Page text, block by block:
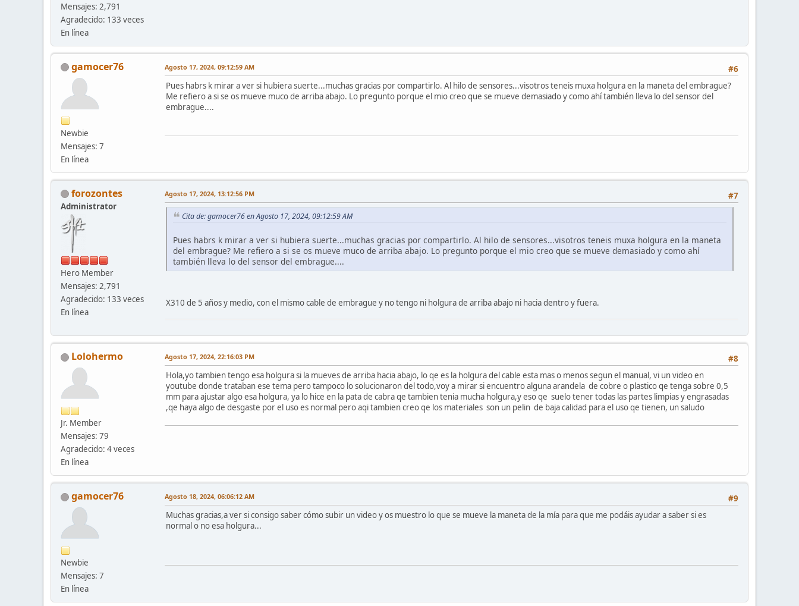
Mensajes: 2,791
Agradecido: 133 veces
En línea
gamocer76
Newbie
Mensajes: 7
En línea
#6
Agosto 17, 2024, 09:12:59 AM
Pues habrs k mirar a ver si hubiera suerte...muchas gracias por compartirlo. Al hilo de sensores...visotros teneis muxa holgura en la maneta del embrague?
Me refiero a si se os mueve muco de arriba abajo. Lo pregunto porque el mio creo que se mueve demasiado y como ahí también lleva lo del sensor del
embrague....
forozontes
Administrator
Hero Member
Mensajes: 2,791
Agradecido: 133 veces
En línea
#7
Agosto 17, 2024, 13:12:56 PM
Cita de: gamocer76 en Agosto 17, 2024, 09:12:59 AM
Pues habrs k mirar a ver si hubiera suerte...muchas gracias por compartirlo. Al hilo de sensores...visotros teneis muxa holgura en la maneta
del embrague? Me refiero a si se os mueve muco de arriba abajo. Lo pregunto porque el mio creo que se mueve demasiado y como ahí
también lleva lo del sensor del embrague....
X310 de 5 años y medio, con el mismo cable de embrague y no tengo ni holgura de arriba abajo ni hacia dentro y fuera.
Lolohermo
Jr. Member
Mensajes: 79
Agradecido: 4 veces
En línea
#8
Agosto 17, 2024, 22:16:03 PM
Hola,yo tambien tengo esa holgura si la mueves de arriba hacia abajo, lo qe es la holgura del cable esta mas o menos segun el manual, vi un video en
youtube donde trataban ese tema pero tampoco lo solucionaron del todo,voy a mirar si encuentro alguna arandela de cobre o plastico qe tenga sobre 0,5
mm para ajustar algo esa holgura, ya lo hice en la pata de cabra qe tambien tenia mucha holgura,y eso qe suelo tener todas las partes limpias y engrasadas
,qe haya algo de desgaste por el uso es normal pero aqi tambien creo qe los materiales son un pelin de baja calidad para el uso qe tienen, un saludo
gamocer76
Newbie
Mensajes: 7
En línea
#9
Agosto 18, 2024, 06:06:12 AM
Muchas gracias,a ver si consigo saber cómo subir un video y os muestro lo que se mueve la maneta de la mía para que me podáis ayudar a saber si es
normal o no esa holgura...